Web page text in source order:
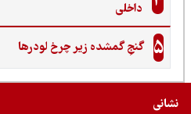
داخلی
گنجِ گمشده زیر چرخ لودرها